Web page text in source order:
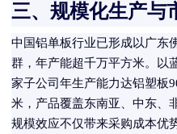
三、规模化生产与
中国铝单板行业已形成以广东
群，年产能超千万平方米。以
家子公司年生产能力达铝塑板
米，产品覆盖东南亚、中东、
规模效应不仅带来采购成本优